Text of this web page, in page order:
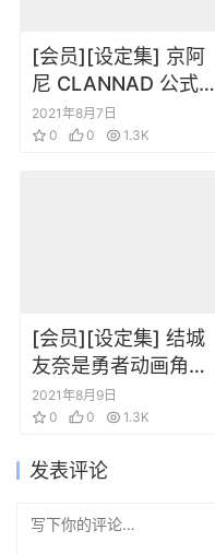
[会员][设定集] 京阿
尼 CLANNAD 公式设
定动画分镜原画集
2021年8月7日
0
0 1.3K
[会员][设定集] 结城
友奈是勇者动画角色
设定插画集
2021年8月9日
0
0 1.3K
发表评论